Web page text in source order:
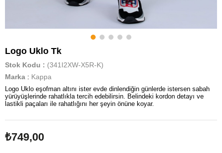
Logo Uklo Tk
Stok Kodu
(341I2XW-X5R-K)
Marka : Kappa
Logo Uklo eşofman altını ister evde dinlendiğin günlerde istersen sabah
yürüyüşlerinde rahatlıkla tercih edebilirsin. Belindeki kordon detayı ve
lastikli paçaları ile rahatlığını her şeyin önüne koyar.
₺749,00